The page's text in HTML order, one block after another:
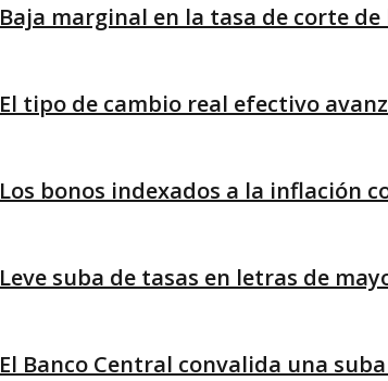
Baja marginal en la tasa de corte de
El tipo de cambio real efectivo
Los bonos indexados a la inflación
Leve suba de tasas en letras de
El Banco Central convalida una